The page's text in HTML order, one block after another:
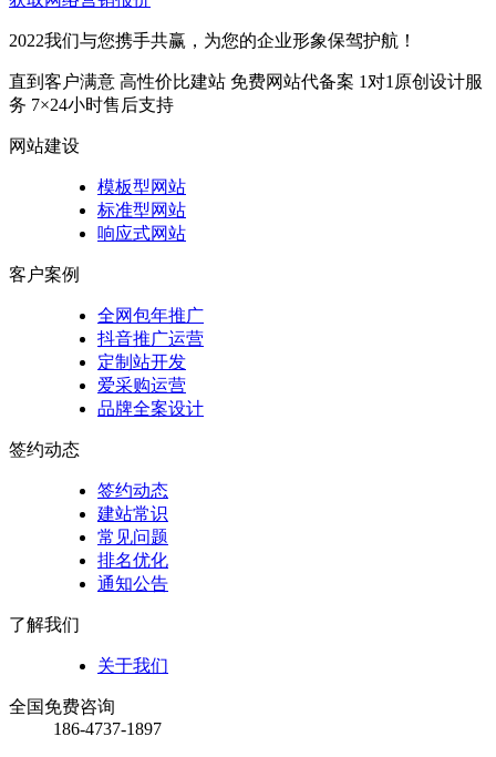
2022我们与您携手共赢，为您的企业形象保驾护航！
直到客户满意 高性价比建站 免费网站代备案 1对1原创设计服
务 7×24小时售后支持
网站建设
模板型网站
标准型网站
响应式网站
客户案例
全网包年推广
抖音推广运营
定制站开发
爱采购运营
品牌全案设计
签约动态
签约动态
建站常识
常见问题
排名优化
通知公告
了解我们
关于我们
全国免费咨询
186-4737-1897